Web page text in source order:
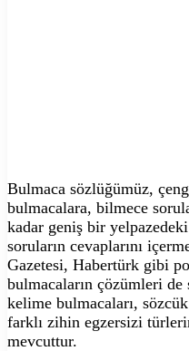
Bulmaca sözlüğümüz,
bulmacalara, bilmece
kadar geniş bir
soruların cevaplarını
Gazetesi, Habertürk gibi
bulmacaların çözümleri de
kelime bulmacaları,
farklı zihin egzersizi
mevcuttur.